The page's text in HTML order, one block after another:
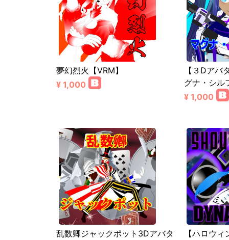
夢幻烈火【VRM】
¥ 1,000
【３Dアバ
グナ・シル
¥ 1,000
乱数卿ジャックポット3Dアバタ
【ハロウ